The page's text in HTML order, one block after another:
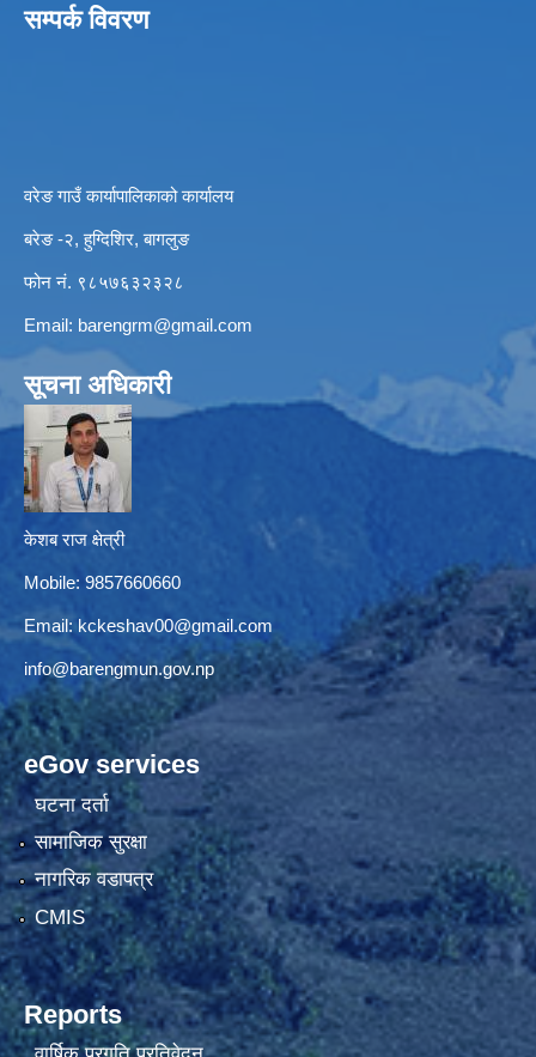
सम्पर्क विवरण
वरेङ गाउँ कार्यापालिकाको कार्यालय
बरेङ -२, हुग्दिशिर, बागलुङ
फोन नं. ९८५७६३२३२८
Email: barengrm@gmail.com
सूचना अधिकारी
केशब राज क्षेत्री
Mobile: 9857660660
Email: kckeshav00@gmail.com
info@barengmun.gov.np
eGov services
घटना दर्ता
सामाजिक सुरक्षा
नागरिक वडापत्र
CMIS
Reports